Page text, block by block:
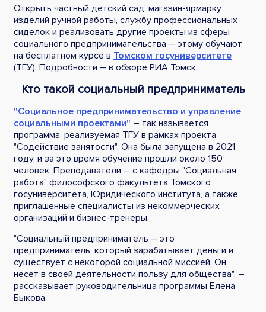
Открыть частный детский сад, магазин-ярмарку
изделий ручной работы, службу профессиональных
сиделок и реализовать другие проекты из сферы
социального предпринимательства – этому обучают
на бесплатном курсе в Томском госуниверситете
(ТГУ). Подробности – в обзоре РИА Томск.
Кто такой социальный предприниматель
"Социальное предпринимательство и управление
социальными проектами" – так называется
программа, реализуемая ТГУ в рамках проекта
"Содействие занятости". Она была запущена в 2021
году, и за это время обучение прошли около 150
человек. Преподаватели – с кафедры "Социальная
работа" философского факультета Томского
госуниверситета, Юридического института, а также
приглашенные специалисты из некоммерческих
организаций и бизнес-тренеры.
"Социальный предприниматель – это
предприниматель, который зарабатывает деньги и
существует с некоторой социальной миссией. Он
несет в своей деятельности пользу для общества", –
рассказывает руководительница программы Елена
Быкова.